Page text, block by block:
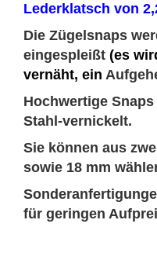
Lederklatsch von
Die Zügelsnaps
eingespleißt (es
vernäht, ein
Hochwertige
Stahl-vernickelt.
Sie können aus
sowie 18 mm
für geringen